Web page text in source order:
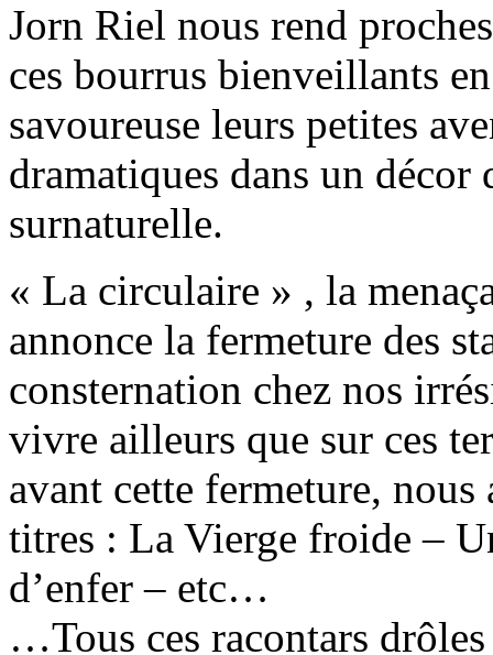
Jorn Riel nous rend
ces bourrus bienveillants
savoureuse leurs petites
dramatiques dans un
surnaturelle.
« La circulaire » , la
annonce la fermeture des
consternation chez nos
vivre ailleurs que sur ces
avant cette fermeture,
titres : La Vierge froide –
d’enfer – etc…
…Tous ces racontars